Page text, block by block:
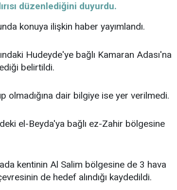
düzenlediğini duyurdu.
konuya ilişkin haber yayımlandı.
Hudeyde'ye bağlı Kamaran Adası'na
belirtildi.
olmadığına dair bilgiye ise yer verilmedi.
el-Beyda'ya bağlı ez-Zahir bölgesine
kentinin Al Salim bölgesine de 3 hava
de hedef alındığı kaydedildi.